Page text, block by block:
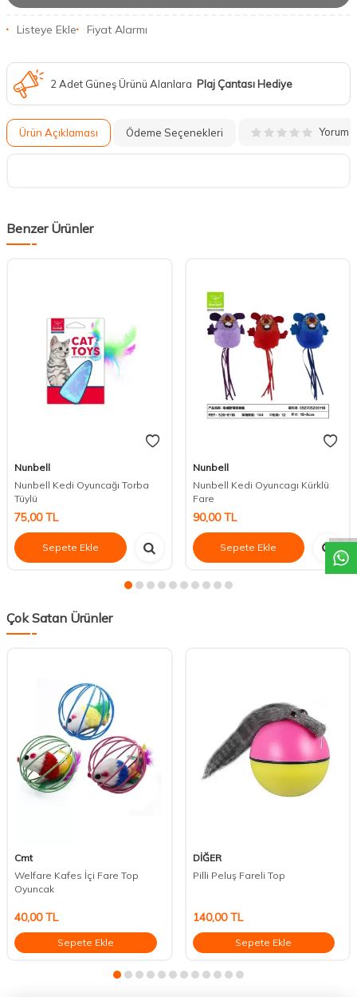
Listeye Ekle Fiyat Alarmı
2 Adet Güneş Ürünü Alanlara Plaj Çantası Hediye
Ürün Açıklaması Ödeme Seçenekleri Yorum
Benzer Ürünler
Nunbell
Nunbell Kedi Oyuncağı Torba
Tüylü
75,00TL
Sepete Ekle
Nunbell
Nunbell Kedi Oyuncagı Kürklü
Fare
90,00TL
Sepete Ekle
Çok Satan Ürünler
Cmt
Welfare Kafes İçi Fare Top
Oyuncak
40,00TL
Sepete Ekle
DİĞER
Pilli Peluş Fareli Top
140,00TL
Sepete Ekle